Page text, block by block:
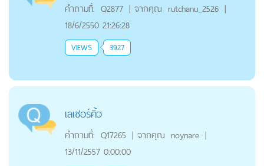
คำถามที่: Q2877 | จากคุณ rutchanu_2526 |
18/6/2550 21:26:28
VIEWS 3927
เลเซอร์คิ้ว
คำถามที่: Q17265 | จากคุณ noynare |
13/11/2557 0:00:00